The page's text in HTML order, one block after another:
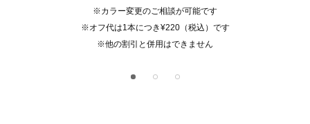
※カラー変更のご相談が可能です
※オフ代は1本につき¥220（税込）です
※他の割引と併用はできません